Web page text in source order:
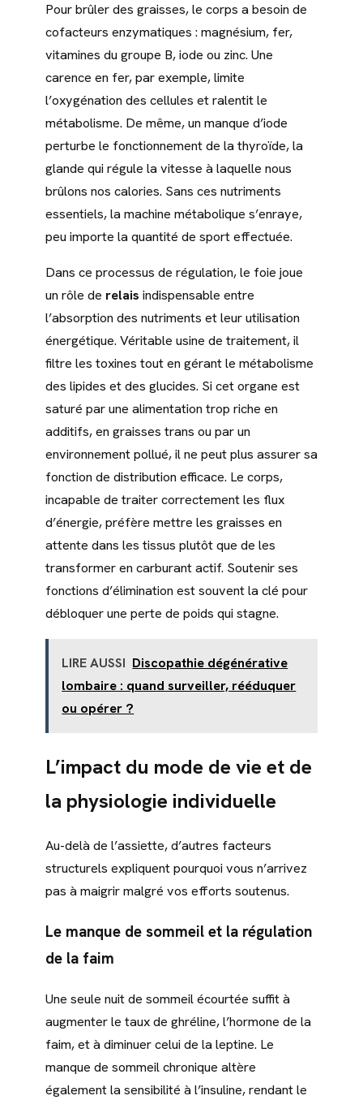
Pour brûler des graisses, le corps a besoin de
cofacteurs enzymatiques : magnésium, fer,
vitamines du groupe B, iode ou zinc. Une
carence en fer, par exemple, limite
l’oxygénation des cellules et ralentit le
métabolisme. De même, un manque d’iode
perturbe le fonctionnement de la thyroïde, la
glande qui régule la vitesse à laquelle nous
brûlons nos calories. Sans ces nutriments
essentiels, la machine métabolique s’enraye,
peu importe la quantité de sport effectuée.
Dans ce processus de régulation, le foie joue
un rôle de relais indispensable entre
l’absorption des nutriments et leur utilisation
énergétique. Véritable usine de traitement, il
filtre les toxines tout en gérant le métabolisme
des lipides et des glucides. Si cet organe est
saturé par une alimentation trop riche en
additifs, en graisses trans ou par un
environnement pollué, il ne peut plus assurer sa
fonction de distribution efficace. Le corps,
incapable de traiter correctement les flux
d’énergie, préfère mettre les graisses en
attente dans les tissus plutôt que de les
transformer en carburant actif. Soutenir ses
fonctions d’élimination est souvent la clé pour
débloquer une perte de poids qui stagne.
LIRE AUSSI Discopathie dégénérative
lombaire : quand surveiller, rééduquer
ou opérer ?
L’impact du mode de vie et de
la physiologie individuelle
Au-delà de l’assiette, d’autres facteurs
structurels expliquent pourquoi vous n’arrivez
pas à maigrir malgré vos efforts soutenus.
Le manque de sommeil et la régulation
de la faim
Une seule nuit de sommeil écourtée suffit à
augmenter le taux de ghréline, l’hormone de la
faim, et à diminuer celui de la leptine. Le
manque de sommeil chronique altère
également la sensibilité à l’insuline, rendant le